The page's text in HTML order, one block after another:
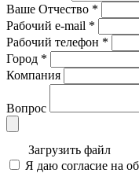
Ваше Отчество *
Рабочий e-mail *
Рабочий телефон *
Город *
Компания
Вопрос
Загрузить файл
Я даю согласие на